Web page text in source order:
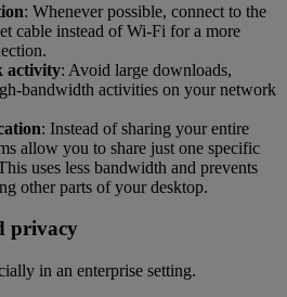
: Whenever possible, connect to the
cable instead of Wi-Fi for a more
activity: Avoid large downloads,
bandwidth activities on your network
: Instead of sharing your entire
allow you to share just one specific
uses less bandwidth and prevents
other parts of your desktop.
privacy
in an enterprise setting.